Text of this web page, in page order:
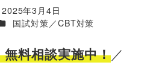
日
2025年3月4日
テゴリー
国試対策／CBT対策
無料相談実施中！／